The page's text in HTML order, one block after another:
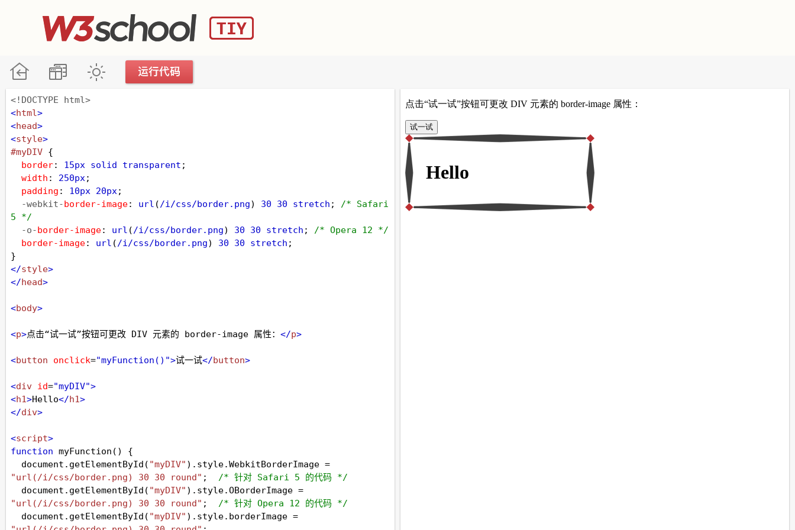
<!DOCTYPE html>
<html>
<head>
<style>
#myDIV {
border: 15px solid transparent ;
width : 250px;
padding : 10px 20px;
-webkit-border-image: url (/i/css/border.png) 30 30 stretch ; /* Safari
5 */
-o-border-image: url (/i/css/border.png) 30 30 stretch ; /* Opera 12 */
border-image: url (/i/css/border.png) 30 30 stretch ;
}
</style>
</head>
<body>
<p>点击“试一试”按钮可更改 DIV 元素的 border-image 属性： </p>
<button onclick="myFunction()">试一试</button>
<div id="myDIV">
<h1>Hello</h1>
</div>
<script>
function myFunction () {
document . getElementById ( "myDIV" ). style.WebkitBorderImage =
"url(/i/css/border.png) 30 30 round" ; /* 针对 Safari 5 的代码 */
document . getElementById ( "myDIV" ). style.OBorderImage =
"url(/i/css/border.png) 30 30 round" ; /* 针对 Opera 12 的代码 */
document . getElementById ( "myDIV" ). style. borderImage =